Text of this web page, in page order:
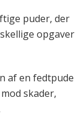
puder, der
opgaver
af en fedtpude
skader,